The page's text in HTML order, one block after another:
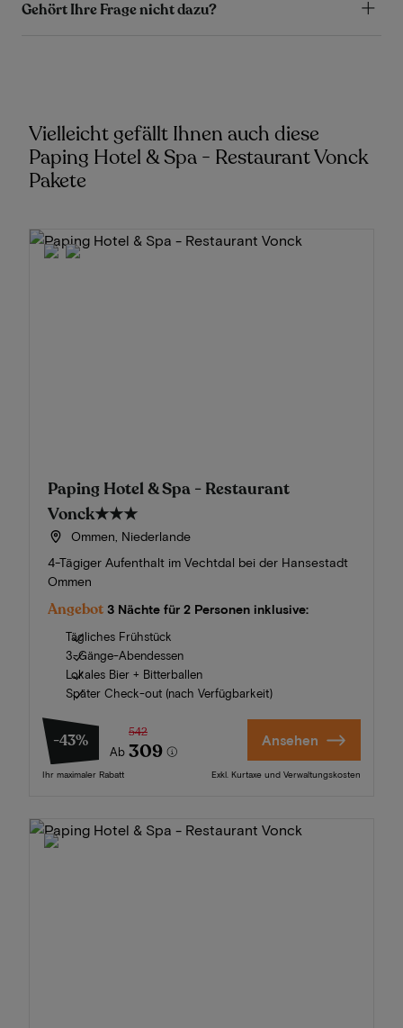
Gehört Ihre Frage nicht dazu?
Vielleicht gefällt Ihnen auch diese
Paping Hotel & Spa - Restaurant Vonck
Pakete
Paping Hotel & Spa - Restaurant
Vonck★★★
Ommen, Niederlande
4-Tägiger Aufenthalt im Vechtdal bei der Hansestadt
Ommen
Angebot 3 Nächte für 2 Personen inklusive:
Tägliches Frühstück
3-Gänge-Abendessen
Lokales Bier + Bitterballen
Später Check-out (nach Verfügbarkeit)
-43%
Ab
542
309
Ihr maximaler Rabatt
Ansehen
Exkl. Kurtaxe und Verwaltungskosten